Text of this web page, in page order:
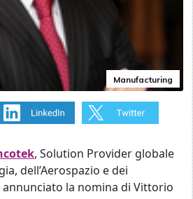
Manufacturing
, Solution Provider globale
dell’Aerospazio e dei
la nomina di Vittorio